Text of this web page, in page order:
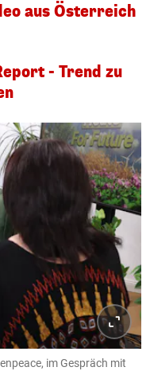
aus Österreich
- Trend zu
im Gespräch mit